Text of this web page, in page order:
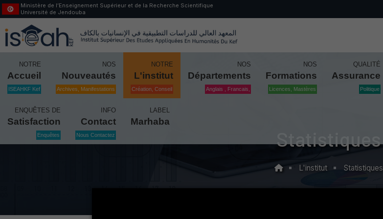
Ministère de l’Enseignement Supérieur et de la Recherche Scientifique
Université de Jendouba
NOTRE
Accueil
ISEAHKF Kef
NOS
Nouveautés
Archives, Manifestations
NOTRE
L'institut
Création, Conseil
NOS
Départements
Anglais , Francais,
NOS
Formations
Licences, Mastères
QUALITÉ
Assurance
Politique
ENQUÊTES DE
Satisfaction
Enquêtes
INFO
Contact
Nous Contactez
LABEL
Marhaba
Statistiques
L'institut Statistiques